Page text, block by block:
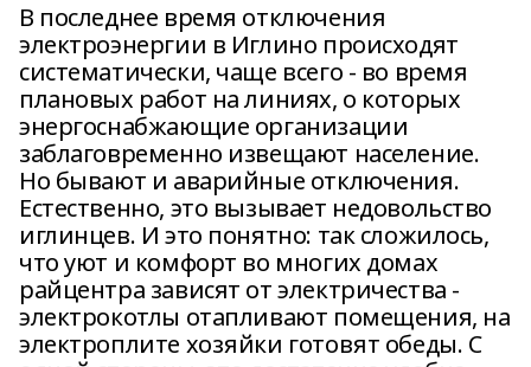
В последнее время отключения
электроэнергии в Иглино происходят
систематически, чаще всего - во время
плановых работ на линиях, о которых
энергоснабжающие организации
заблаговременно извещают население.
Но бывают и аварийные отключения.
Естественно, это вызывает недовольство
иглинцев. И это понятно: так сложилось,
что уют и комфорт во многих домах
райцентра зависят от электричества -
электрокотлы отапливают помещения, на
электроплите хозяйки готовят обеды. С